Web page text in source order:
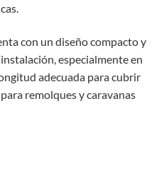
con un diseño compacto y
especialmente en
adecuada para cubrir
remolques y caravanas